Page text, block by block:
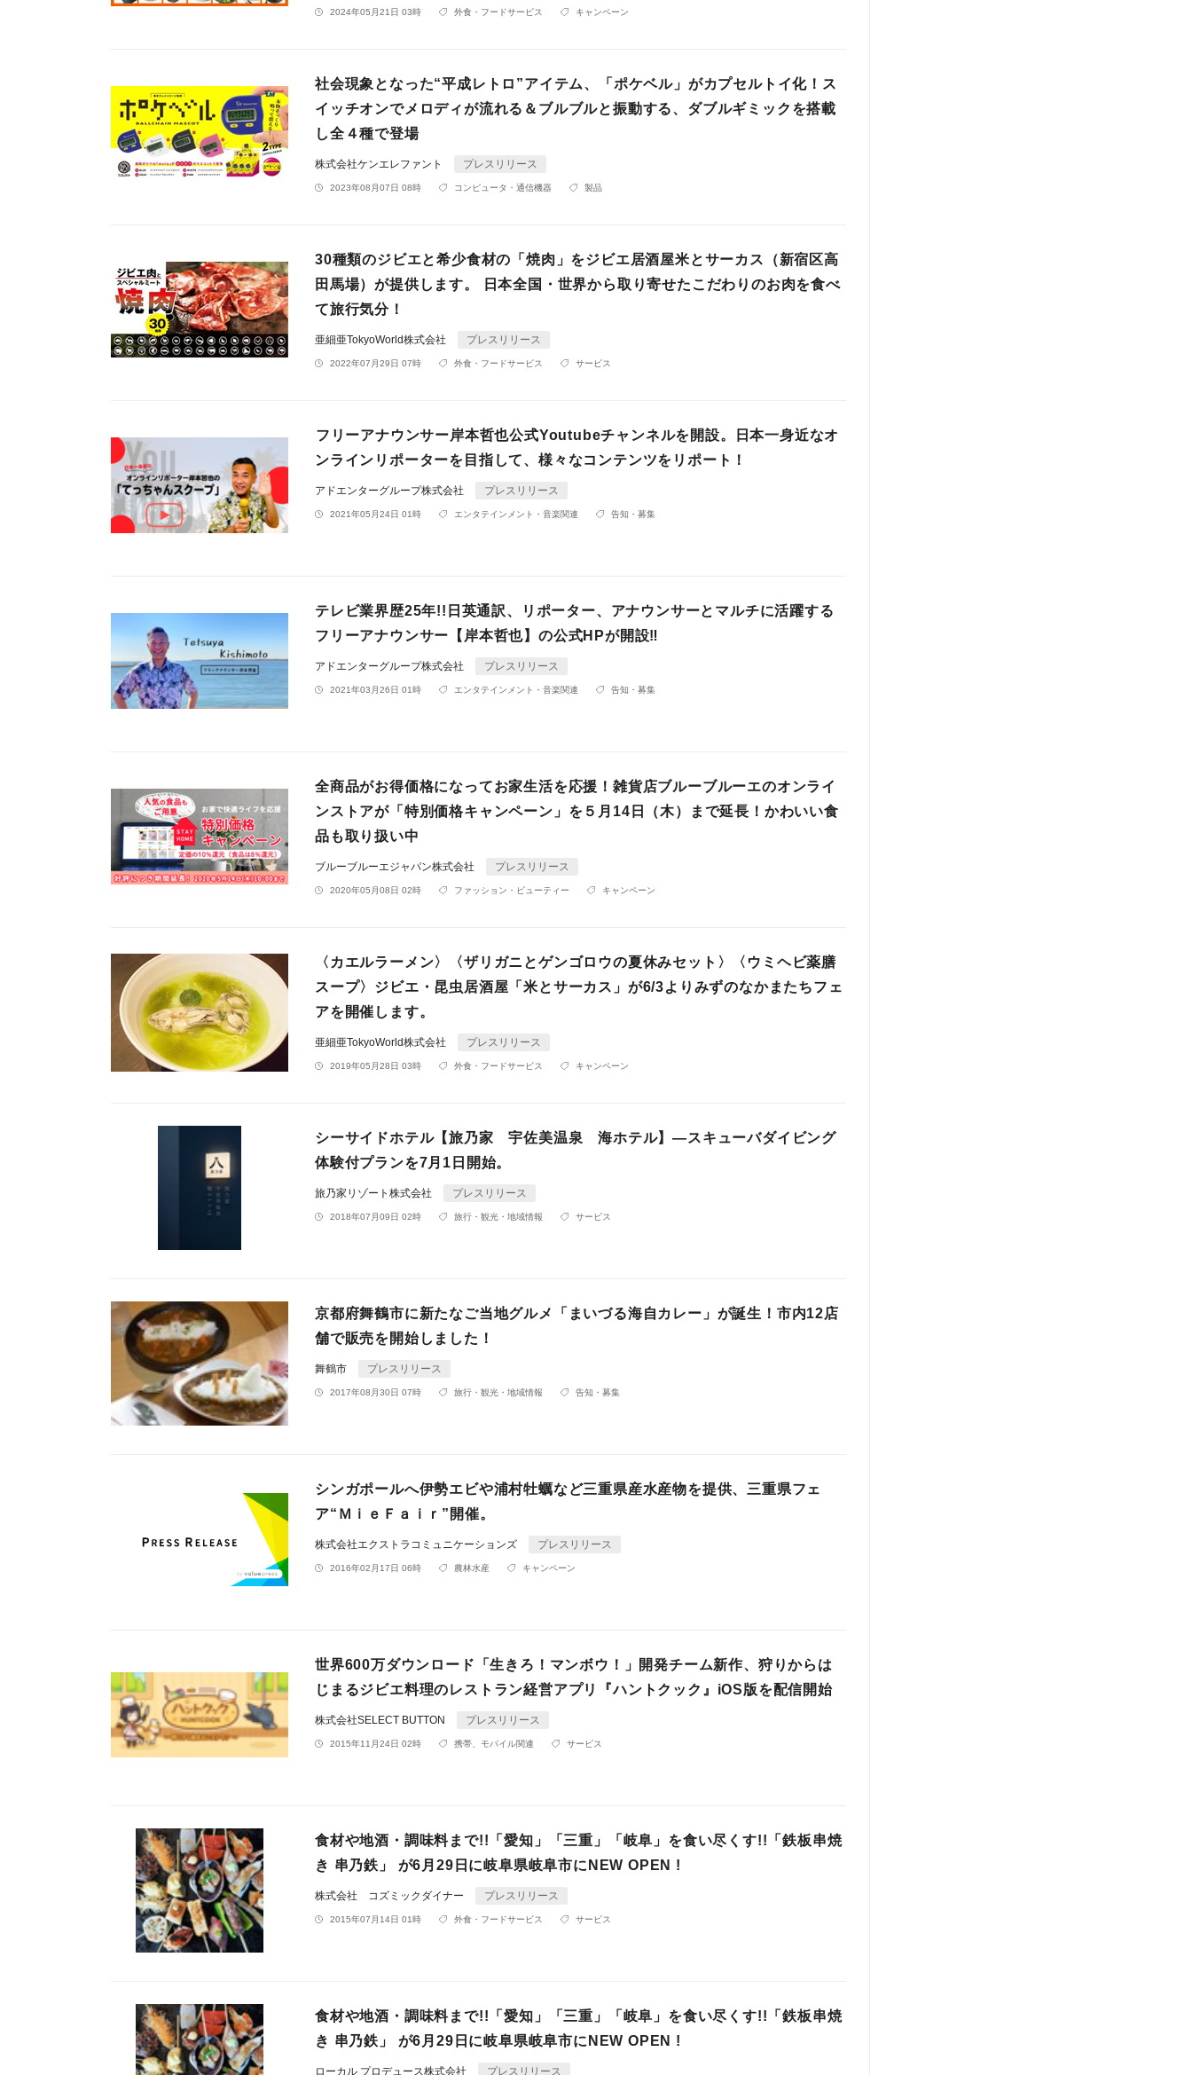
2024年05月21日 03時 外食・フードサービス キャンペーン
社会現象となった“平成レトロ”アイテム、「ポケベル」がカプセルトイ化！ス
イッチオンでメロディが流れる＆ブルブルと振動する、ダブルギミックを搭載
し全４種で登場
株式会社ケンエレファント プレスリリース
2023年08月07日 08時 コンピュータ・通信機器 製品
30種類のジビエと希少食材の「焼肉」をジビエ居酒屋米とサーカス（新宿区高
田馬場）が提供します。 日本全国・世界から取り寄せたこだわりのお肉を食べ
て旅行気分！
亜細亜TokyoWorld株式会社 プレスリリース
2022年07月29日 07時 外食・フードサービス サービス
フリーアナウンサー岸本哲也公式Youtubeチャンネルを開設。日本一身近なオ
ンラインリポーターを目指して、様々なコンテンツをリポート！
アドエンターグループ株式会社 プレスリリース
2021年05月24日 01時 エンタテインメント・音楽関連 告知・募集
テレビ業界歴25年!!日英通訳、リポーター、アナウンサーとマルチに活躍する
フリーアナウンサー【岸本哲也】の公式HPが開設‼︎
アドエンターグループ株式会社 プレスリリース
2021年03月26日 01時 エンタテインメント・音楽関連 告知・募集
全商品がお得価格になってお家生活を応援！雑貨店ブルーブルーエのオンライ
ンストアが「特別価格キャンペーン」を５月14日（木）まで延長！かわいい食
品も取り扱い中
ブルーブルーエジャパン株式会社 プレスリリース
2020年05月08日 02時 ファッション・ビューティー キャンペーン
〈カエルラーメン〉〈ザリガニとゲンゴロウの夏休みセット〉〈ウミヘビ薬膳
スープ〉ジビエ・昆虫居酒屋「米とサーカス」が6/3よりみずのなかまたちフェ
アを開催します。
亜細亜TokyoWorld株式会社 プレスリリース
2019年05月28日 03時 外食・フードサービス キャンペーン
シーサイドホテル【旅乃家 宇佐美温泉 海ホテル】―スキューバダイビング
体験付プランを7月1日開始。
旅乃家リゾート株式会社 プレスリリース
2018年07月09日 02時 旅行・観光・地域情報 サービス
京都府舞鶴市に新たなご当地グルメ「まいづる海自カレー」が誕生！市内12店
舗で販売を開始しました！
舞鶴市 プレスリリース
2017年08月30日 07時 旅行・観光・地域情報 告知・募集
シンガポールへ伊勢エビや浦村牡蠣など三重県産水産物を提供、三重県フェ
ア“ＭｉｅＦａｉｒ”開催。
株式会社エクストラコミュニケーションズ プレスリリース
2016年02月17日 06時 農林水産 キャンペーン
世界600万ダウンロード「生きろ！マンボウ！」開発チーム新作、狩りからは
じまるジビエ料理のレストラン経営アプリ『ハントクック』iOS版を配信開始
株式会社SELECT BUTTON プレスリリース
2015年11月24日 02時 携帯、モバイル関連 サービス
食材や地酒・調味料まで!!「愛知」「三重」「岐阜」を食い尽くす!!「鉄板串焼
き 串乃鉄」 が6月29日に岐阜県岐阜市にNEW OPEN !
株式会社 コズミックダイナー プレスリリース
2015年07月14日 01時 外食・フードサービス サービス
食材や地酒・調味料まで!!「愛知」「三重」「岐阜」を食い尽くす!!「鉄板串焼
き 串乃鉄」 が6月29日に岐阜県岐阜市にNEW OPEN !
ローカル プロデュース株式会社 プレスリリース